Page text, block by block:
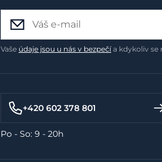
Vaše údaje jsou u nás v bezpečía kdykoliv se
+420 602 378 801
Po - So: 9 - 20h